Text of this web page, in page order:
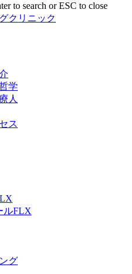
to search or ESC to close
学
人
ス
ルFLX
グ